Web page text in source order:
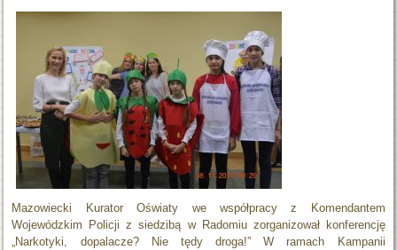
Mazowiecki Kurator Oświaty we współpracy z Komendantem
Wojewódzkim Policji z siedzibą w Radomiu zorganizował konferencję
„Narkotyki, dopalacze? Nie tędy droga!” W ramach Kampanii